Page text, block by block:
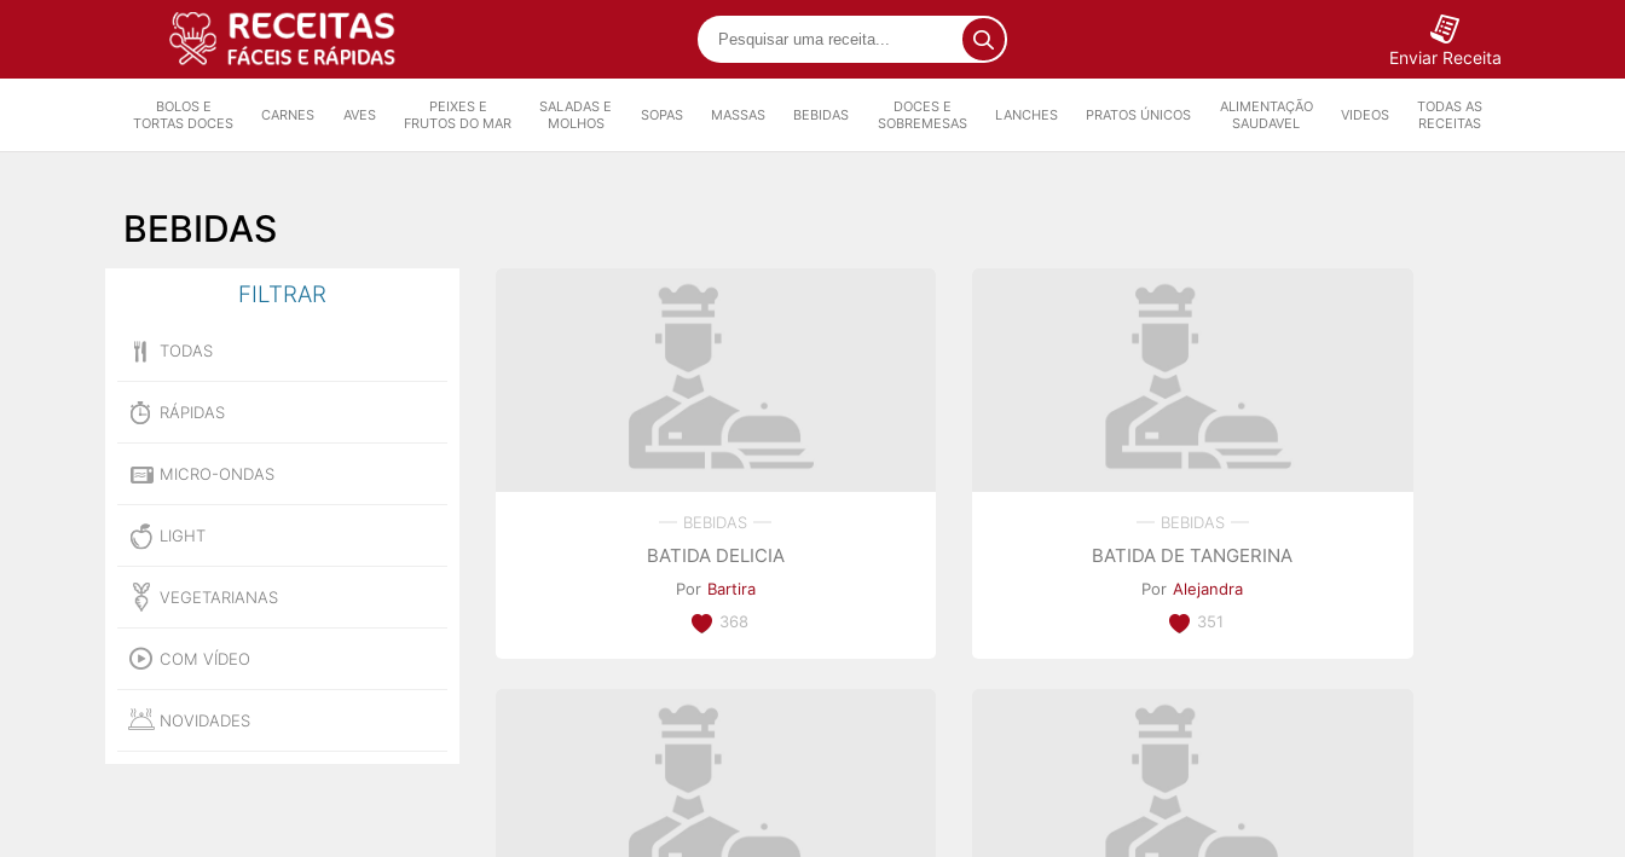
Enviar Receita
BOLOS E
TORTAS DOCES
CARNES AVES
PEIXES E
FRUTOS DO MAR
SALADAS E
MOLHOS
SOPAS MASSAS BEBIDAS
DOCES E
SOBREMESAS
LANCHES PRATOS ÚNICOS
ALIMENTAÇÃO
SAUDAVEL
VIDEOS
TODAS AS
RECEITAS
BEBIDAS
FILTRAR
TODAS
RÁPIDAS
MICRO-ONDAS
LIGHT
VEGETARIANAS
COM VÍDEO
NOVIDADES
BEBIDAS
BATIDA DELICIA
Por Bartira
368
BEBIDAS
BATIDA DE TANGERINA
Por Alejandra
351